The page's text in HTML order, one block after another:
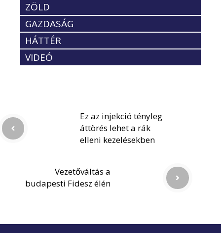
ZÖLD
GAZDASÁG
HÁTTÉR
VIDEÓ
Ez az injekció tényleg
áttörés lehet a rák
elleni kezelésekben
Vezetőváltás a
budapesti Fidesz élén